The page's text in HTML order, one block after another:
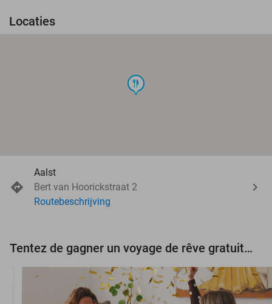
Locaties
food
Aalst
Bert van Hoorickstraat 2
Routebeschrijving
Tentez de gagner un voyage de rêve gratuit d'une valeur de 3.000 € !